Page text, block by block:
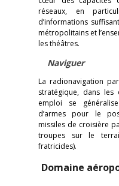
réseaux, en
d’informations
métropolitains et
les théâtres.
Naviguer
La radionavigation
stratégique, dans les
emploi se
d’armes pour le
missiles de croisière
troupes sur le
fratricides).
Domaine